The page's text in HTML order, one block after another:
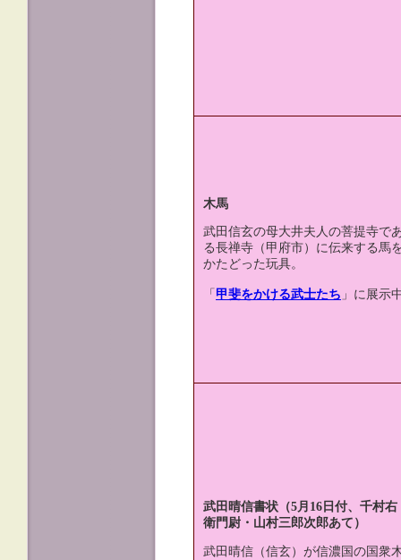
木馬
武田信玄の母大井夫人の菩提寺で
る長禅寺（甲府市）に伝来する馬
かたどった玩具。
「 甲斐をかける武士たち 」に展示
武田晴信書状（5月16日付、千村右
衛門尉・山村三郎次郎あて）
武田晴信（信玄）が信濃国の国衆